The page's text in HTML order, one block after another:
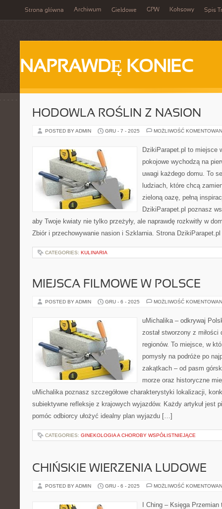
Strona główna Archiwum Giełdowe GPW Koksowy Spis
NAPRAWDĘ KONIEC
HODOWLA ROŚLIN Z NASION
POSTED BY ADMIN GRU - 7 - 2025 MOŻLIWOŚĆ
DzikiParapet.pl to miejsce
pokojowe wychodzą na
uwagi każdego domu. To
ludziach, które chcą
zieloną oazę, pełną
DzikiParapet.pl poznasz
aby Twoje kwiaty nie tylko przeżyły, ale naprawdę rozkwitły w
Zbiór i przechowywanie nasion i Szklarnia. Strona
CATEGORIES: KULINARIA
MIEJSCA FILMOWE W POLSCE
POSTED BY ADMIN GRU - 6 - 2025 MOŻLIWOŚĆ
uMichalika – odkrywaj
został stworzony z
regionów. To miejsce, w
pomysły na podróże po
zakątkach – od pasm
morze oraz historyczne
uMichalika poznasz szczegółowe charakterystyki lokalizacji,
subiektywne refleksje z krajowych wyjazdów. Każdy artykuł jest
pomóc odbiorcy ułożyć idealny plan wyjazdu […]
CATEGORIES: GINEKOLOGIA A CHOROBY WSPÓŁISTNIEJĄCE
CHIŃSKIE WIERZENIA LUDOWE
POSTED BY ADMIN GRU - 6 - 2025 MOŻLIWOŚĆ
I Ching – Księga